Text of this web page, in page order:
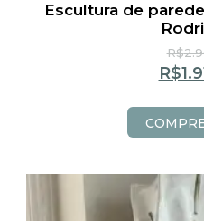
Escultura de
R$
R$